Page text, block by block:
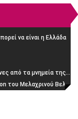
να είναι η Ελλάδα
Δημιουργίες της υψηλής ραπτικής εμπνευσμένες από τα μνημεία της Ρώμης
H Κάρυστος ετοιμάζεται να υποδεχτεί το Lemon του Μελαχρινού Βελέντζα: H απίστευτη ιστορία